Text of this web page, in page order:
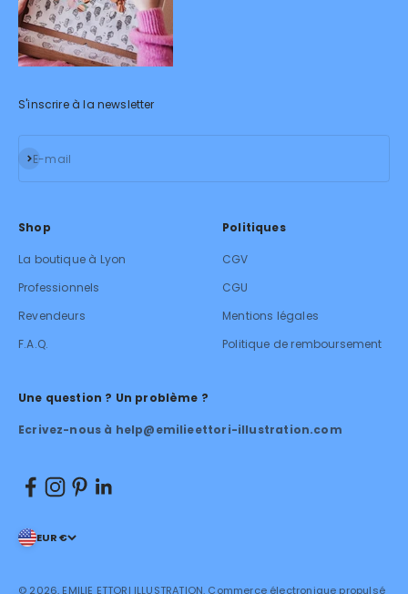
S'inscrire à la newsletter
E-mail
S'inscrire
Shop
La boutique à Lyon
Professionnels
Revendeurs
F.A.Q.
Politiques
CGV
CGU
Mentions légales
Politique de remboursement
Une question ? Un problème ?
Ecrivez-nous à help@emilieettori-illustration.com
EUR €
© 2026, EMILIE ETTORI ILLUSTRATION. Commerce électronique propulsé